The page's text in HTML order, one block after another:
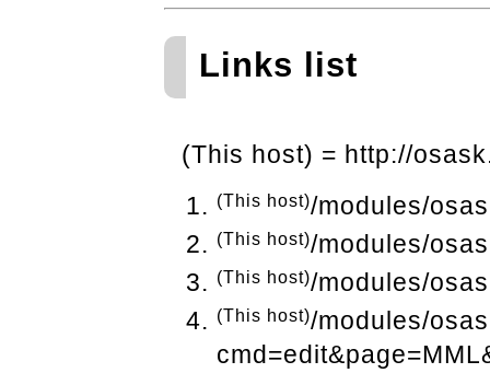
Links list
(This host) = http://
(This host)/modules/
(This host)/modules/
(This host)/modules/
(This host)/modules/